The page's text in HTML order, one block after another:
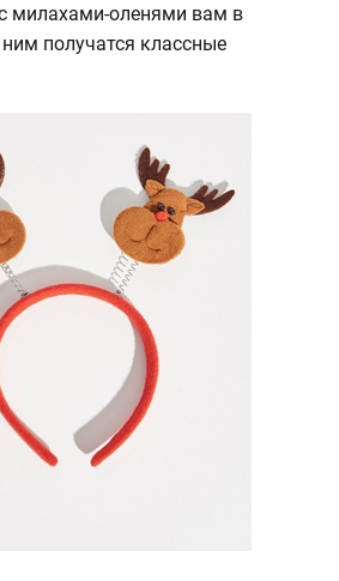
милахами-оленями вам в
получатся классные